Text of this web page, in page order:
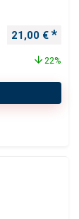
21,00 €
22%